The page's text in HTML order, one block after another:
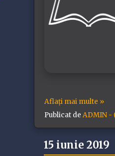
Aflați mai multe »
Publicat de ADMIN -
15 iunie 2019